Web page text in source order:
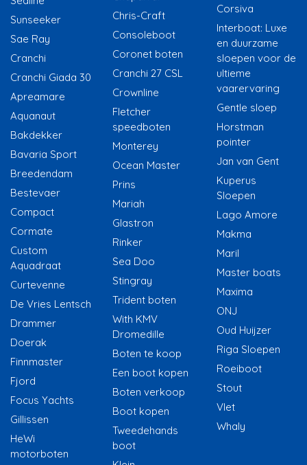
Sunseeker
Sae Ray
Cranchi
Cranchi Giada 30
Apreamare
Aquanaut
Bakdekker
Bavaria Sport
Breedendam
Bestevaer
Compact
Cormate
Custom
Aquadraat
Curtevenne
De Vries Lentsch
Drammer
Doerak
Finnmaster
Fjord
Focus Yachts
Gillissen
HeWi
motorboten
Chris-Craft
Consoleboot
Coronet boten
Cranchi 27 CSL
Crownline
Fletcher
speedboten
Monterey
Ocean Master
Prins
Mariah
Glastron
Rinker
Sea Doo
Stingray
Trident boten
With KMV
Dromedille
Boten te koop
Een boot kopen
Boten verkoop
Boot kopen
Tweedehands
boot
Corsiva
Interboat: Luxe
en duurzame
sloepen voor de
ultieme
vaarervaring
Gentle sloep
Horstman
pointer
Jan van Gent
Kuperus
Sloepen
Lago Amore
Makma
Maril
Master boats
Maxima
ONJ
Oud Huijzer
Riga Sloepen
Roeiboot
Stout
Vlet
Whaly